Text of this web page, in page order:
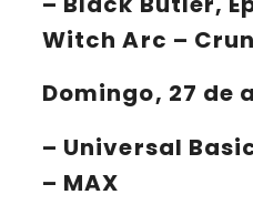
Witch Arc –
Domingo, 27 de
– Universal
– MAX